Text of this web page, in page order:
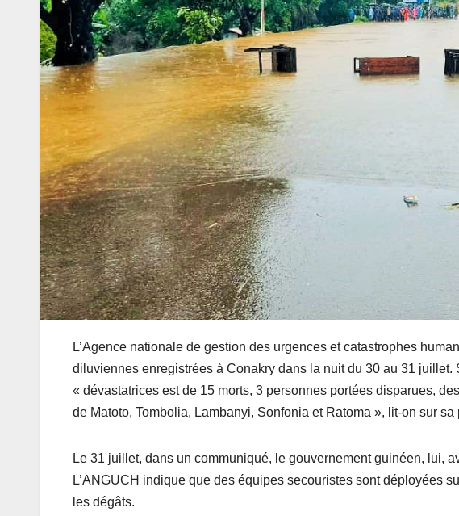
L’Agence nationale de gestion des urgences et catastrophes
diluviennes enregistrées à Conakry dans la nuit du 30 au 31
« dévastatrices est de 15 morts, 3 personnes portées disparues,
de Matoto, Tombolia, Lambanyi, Sonfonia et Ratoma », lit-on sur sa
Le 31 juillet, dans un communiqué, le gouvernement guinéen, lui,
L’ANGUCH indique que des équipes secouristes sont déployées
les dégâts.